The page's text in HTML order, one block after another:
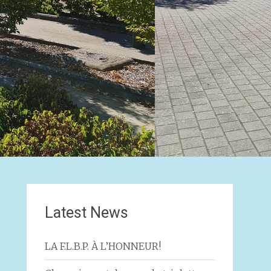
Latest News
LA F.L.B.P. À L’HONNEUR!